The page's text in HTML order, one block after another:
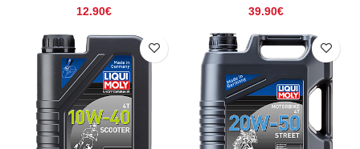
12.90€ 39.90€